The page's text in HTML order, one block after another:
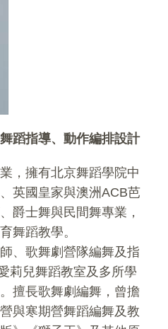
舞蹈指導、動作編排設計
，擁有北京舞蹈學院中
英國皇家與澳洲ACB芭
爵士舞與民間舞專業，
舞蹈教學。
、歌舞劇營隊編舞及指
莉兒舞蹈教室及多所學
擅長歌舞劇編舞，曾擔
與寒期營舞蹈編舞及教